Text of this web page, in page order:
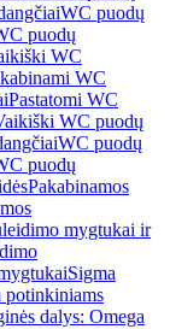
WC puodų
puodų
WC
WC
Pastatomi WC
WC puodų
WC puodų
puodų
Pakabinamos
mygtukai ir
Sigma
potinkiniams
dalys: Omega